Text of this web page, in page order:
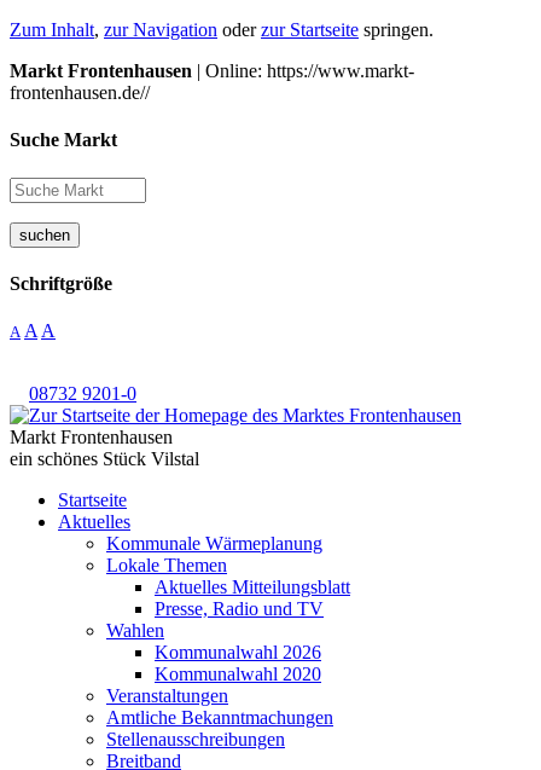
Zum Inhalt, zur Navigation oderzur Startseite springen.
Markt Frontenhausen | Online: https://www.markt-
frontenhausen.de//
Suche Markt
suchen
Schriftgröße
A A A
08732 9201-0
Markt Frontenhausen
ein schönes Stück Vilstal
Startseite
Aktuelles
Kommunale Wärmeplanung
Lokale Themen
Aktuelles Mitteilungsblatt
Presse, Radio und TV
Wahlen
Kommunalwahl 2026
Kommunalwahl 2020
Veranstaltungen
Amtliche Bekanntmachungen
Stellenausschreibungen
Breitband